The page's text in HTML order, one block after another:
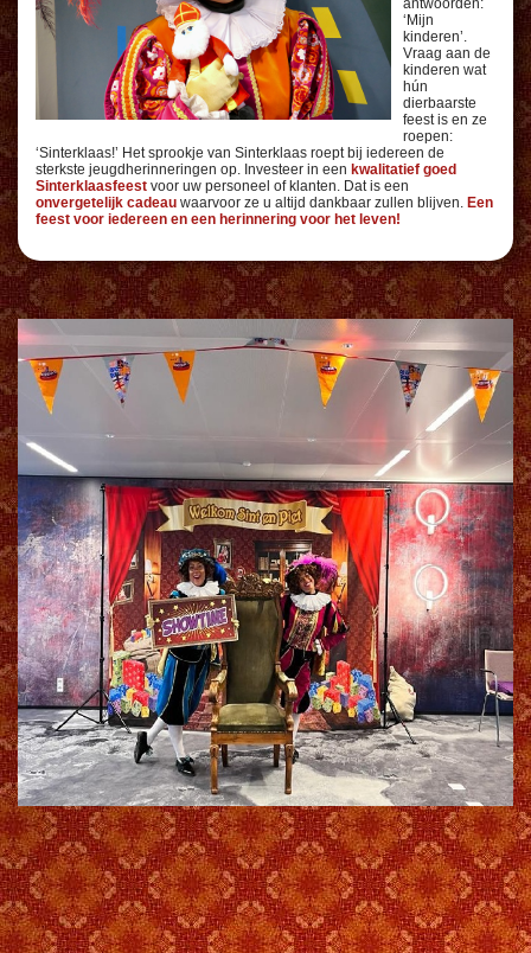
antwoorden:
‘Mijn
kinderen’.
Vraag aan de
kinderen wat
hún
dierbaarste
feest is en ze
roepen:
‘Sinterklaas!’ Het sprookje van Sinterklaas roept bij iedereen de
sterkste jeugdherinneringen op. Investeer in een kwalitatief goed
Sinterklaasfeest voor uw personeel of klanten. Dat is een
onvergetelijk cadeau waarvoor ze u altijd dankbaar zullen blijven. Een
feest voor iedereen en een herinnering voor het leven!